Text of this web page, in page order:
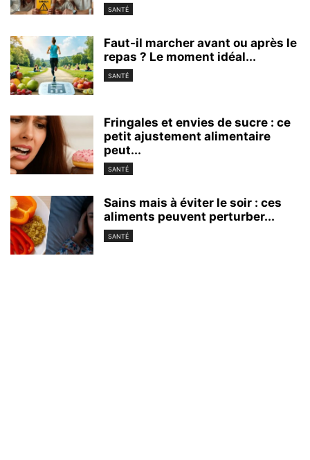
SANTÉ
Faut-il marcher avant ou après le
repas ? Le moment idéal...
SANTÉ
Fringales et envies de sucre : ce
petit ajustement alimentaire
peut...
SANTÉ
Sains mais à éviter le soir : ces
aliments peuvent perturber...
SANTÉ